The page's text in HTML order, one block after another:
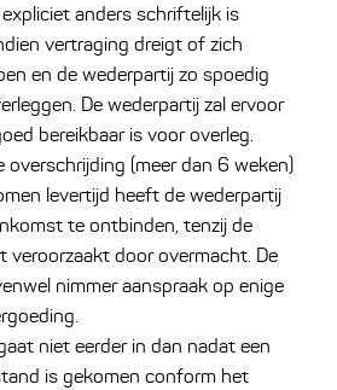
anders schriftelijk is
vertraging dreigt of zich
en de wederpartij zo spoedig
De wederpartij zal ervoor
bereikbaar is voor overleg.
overschrijding (meer dan 6 weken)
levertijd heeft de wederpartij
te ontbinden, tenzij de
veroorzaakt door overmacht. De
nimmer aanspraak op enige
niet eerder in dan nadat een
is gekomen conform het